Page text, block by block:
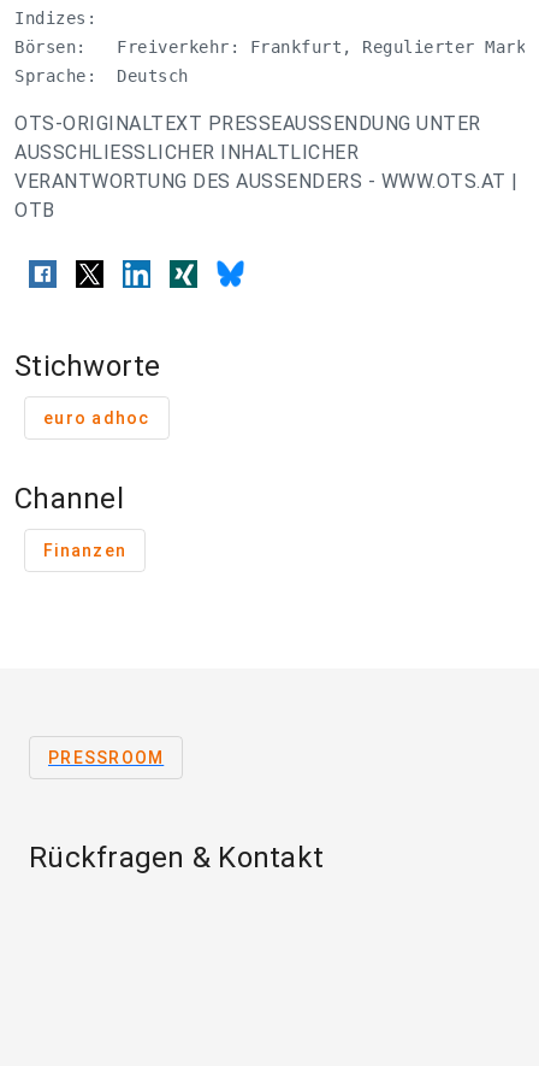
Indizes:
Börsen:   Freiverkehr: Frankfurt, Regulierter
Sprache:  Deutsch
OTS-ORIGINALTEXT PRESSEAUSSENDUNG UNTER
AUSSCHLIESSLICHER INHALTLICHER
VERANTWORTUNG DES AUSSENDERS - WWW.OTS.AT |
OTB
Stichworte
euro adhoc
Channel
Finanzen
PRESSROOM
Rückfragen & Kontakt